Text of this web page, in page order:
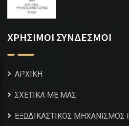
ΧΡΗΣΙΜΟΙ ΣΥΝΔΕΣΜΟΙ
ΑΡΧΙΚΗ
ΣΧΕΤΙΚΑ ΜΕ ΜΑΣ
ΕΞΩΔΙΚΑΣΤΙΚΟΣ ΜΗΧΑΝΙΣΜΟΣ